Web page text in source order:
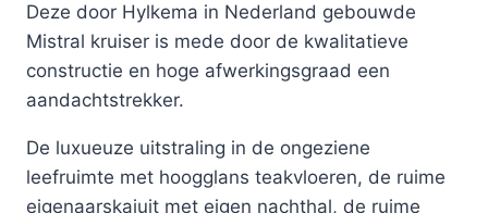
Deze door Hylkema in Nederland gebouwde
Mistral kruiser is mede door de kwalitatieve
constructie en hoge afwerkingsgraad een
aandachtstrekker.
De luxueuze uitstraling in de ongeziene
leefruimte met hoogglans teakvloeren, de ruime
eigenaarskajuit met eigen nachthal, de ruime